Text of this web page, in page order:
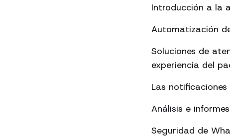
Introducción a la
Automatización
Soluciones de
experiencia del
Las
Análisis e
Seguridad de